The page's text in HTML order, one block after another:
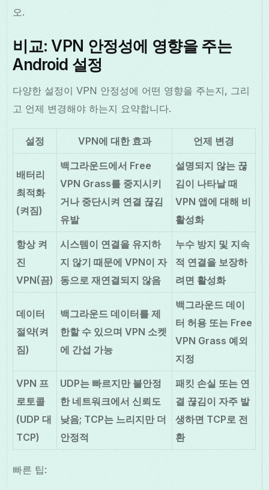
오.
비교: VPN 안정성에 영향을 주는
Android 설정
다양한 설정이 VPN 안정성에 어떤 영향을 주는지, 그리
고 언제 변경해야 하는지 요약합니다.
설정 VPN에 대한 효과 언제 변경
배터리
최적화
(켜짐)
백그라운드에서 Free
VPN Grass를 중지시키
거나 중단시켜 연결 끊김
유발
설명되지 않는 끊
김이 나타날 때
VPN 앱에 대해 비
활성화
항상 켜
진
VPN(끔)
시스템이 연결을 유지하
지 않기 때문에 VPN이 자
동으로 재연결되지 않음
누수 방지 및 지속
적 연결을 보장하
려면 활성화
데이터
절약(켜
짐)
백그라운드 데이터를 제
한할 수 있으며 VPN 소켓
에 간섭 가능
백그라운드 데이
터 허용 또는 Free
VPN Grass 예외
지정
VPN 프
로토콜
(UDP 대
TCP)
UDP는 빠르지만 불안정
한 네트워크에서 신뢰도
낮음; TCP는 느리지만 더
안정적
패킷 손실 또는 연
결 끊김이 자주 발
생하면 TCP로 전
환
빠른 팁: